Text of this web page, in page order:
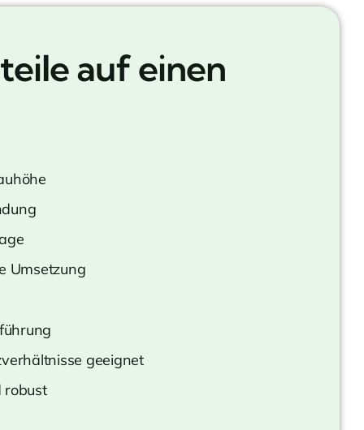
auf einen
Umsetzung
geeignet
robust